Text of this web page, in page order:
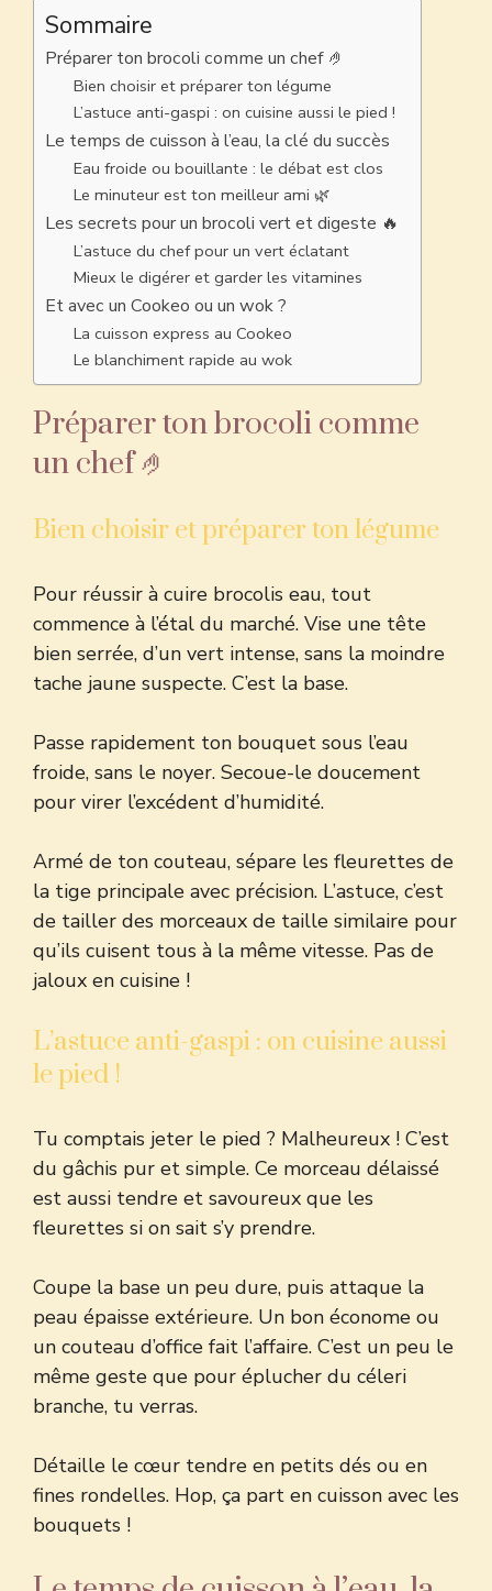
Sommaire
Préparer ton brocoli comme un chef 🤌
Bien choisir et préparer ton légume
L’astuce anti-gaspi : on cuisine aussi le pied !
Le temps de cuisson à l’eau, la clé du succès
Eau froide ou bouillante : le débat est clos
Le minuteur est ton meilleur ami 🌿
Les secrets pour un brocoli vert et digeste 🔥
L’astuce du chef pour un vert éclatant
Mieux le digérer et garder les vitamines
Et avec un Cookeo ou un wok ?
La cuisson express au Cookeo
Le blanchiment rapide au wok
Préparer ton brocoli comme
un chef 🤌
Bien choisir et préparer ton légume
Pour réussir à cuire brocolis eau, tout
commence à l’étal du marché. Vise une tête
bien serrée, d’un vert intense, sans la moindre
tache jaune suspecte. C’est la base.
Passe rapidement ton bouquet sous l’eau
froide, sans le noyer. Secoue-le doucement
pour virer l’excédent d’humidité.
Armé de ton couteau, sépare les fleurettes de
la tige principale avec précision. L’astuce, c’est
de tailler des morceaux de taille similaire pour
qu’ils cuisent tous à la même vitesse. Pas de
jaloux en cuisine !
L’astuce anti-gaspi : on cuisine aussi
le pied !
Tu comptais jeter le pied ? Malheureux ! C’est
du gâchis pur et simple. Ce morceau délaissé
est aussi tendre et savoureux que les
fleurettes si on sait s’y prendre.
Coupe la base un peu dure, puis attaque la
peau épaisse extérieure. Un bon économe ou
un couteau d’office fait l’affaire. C’est un peu le
même geste que pour éplucher du céleri
branche, tu verras.
Détaille le cœur tendre en petits dés ou en
fines rondelles. Hop, ça part en cuisson avec les
bouquets !